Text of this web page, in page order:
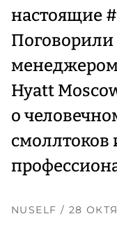
настоящие
менеджером
Hyatt
о
смоллтоков
NUSELF / 28